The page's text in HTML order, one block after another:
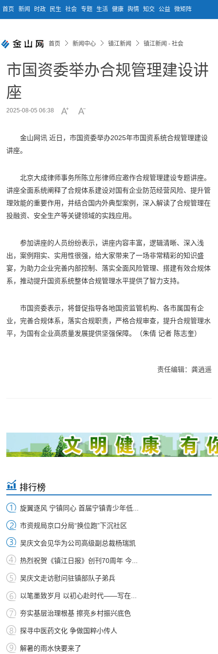
首页 新闻 时政 民生 社会 专题 生活 健康 舆情 知交 公益 微矩阵
首页 新闻中心 镇江新闻 镇江新闻 - 社会
市国资委举办合规管理建设讲
座
2025-08-05 06:38
金山网讯 近日，市国资委举办2025年市国资系统合规管理建设
讲座。
北京大成律师事务所陈立彤律师应邀作合规管理建设专题讲座。
讲座全面系统阐释了合规体系建设对国有企业防范经营风险、提升管
理效能的重要作用，并结合国内外典型案例，深入解读了合规管理在
投融资、安全生产等关键领域的实践应用。
参加讲座的人员纷纷表示，讲座内容丰富，逻辑清晰、深入浅
出，案例翔实、实用性很强，给大家带来了一场非常精彩的知识盛
宴，为助力企业完善内部控制、落实全面风险管理、搭建有效合规体
系，推动提升国资系统整体合规管理水平提供了智力支持。
市国资委表示，将督促指导各地国资监管机构、各市属国有企
业，完善合规体系，落实合规职责，严格合规审查，提升合规管理水
平，为国有企业高质量发展提供坚强保障。（朱倩 记者 陈志奎）
责任编辑：龚逍遥
排行榜
旋翼逐风 宁镇同心 首届宁镇青少年低...
市资规局京口分局“换位跑”下沉社区
吴庆文会见华为公司高级副总裁杨瑞凯
热烈祝贺《镇江日报》创刊70周年 今...
吴庆文走访慰问驻镇部队子弟兵
以笔墨致岁月 以初心赴时代——写在...
夯实基层治理根基 擦亮乡村振兴底色
探寻中医药文化 争做国粹小传人
解暑的雨水快要来了